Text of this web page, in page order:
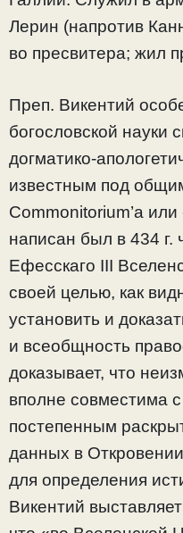
Лерин (напротив
во пресвитера; жил
Преп. Викентий
богословской науки
догматико-
известным под
Commonitorium’а
написан был в 434 г.
Ефесскаго III
своей целью, как
установить и
и всеобщность
доказывает, что
вполне совместима
постепенным
данных в
для определения
Викентий